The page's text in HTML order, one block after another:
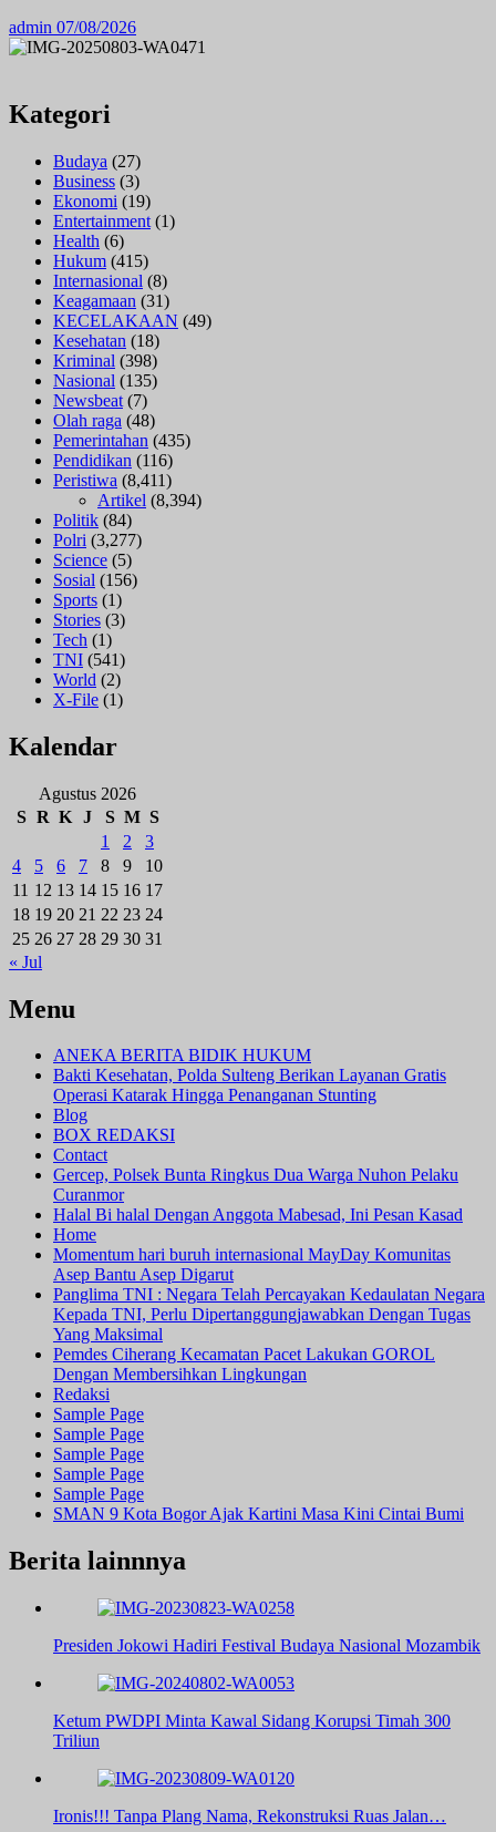
admin 07/08/2026
Kategori
Budaya (27)
Business (3)
Ekonomi (19)
Entertainment (1)
Health (6)
Hukum (415)
Internasional (8)
Keagamaan (31)
KECELAKAAN (49)
Kesehatan (18)
Kriminal (398)
Nasional (135)
Newsbeat (7)
Olah raga (48)
Pemerintahan (435)
Pendidikan (116)
Peristiwa (8,411)
Artikel (8,394)
Politik (84)
Polri (3,277)
Science (5)
Sosial (156)
Sports (1)
Stories (3)
Tech (1)
TNI (541)
World (2)
X-File (1)
Kalendar
Agustus 2026
S R K J S M S
1
2
3
4
5 6 7 8 9
10
11 12 13 14 15 16 17
18 19 20 21 22 23 24
25 26 27 28 29 30 31
« Jul
Menu
ANEKA BERITA BIDIK HUKUM
Bakti Kesehatan, Polda Sulteng Berikan Layanan Gratis
Operasi Katarak Hingga Penanganan Stunting
Blog
BOX REDAKSI
Contact
Gercep, Polsek Bunta Ringkus Dua Warga Nuhon Pelaku
Curanmor
Halal Bi halal Dengan Anggota Mabesad, Ini Pesan Kasad
Home
Momentum hari buruh internasional MayDay Komunitas
Asep Bantu Asep Digarut
Panglima TNI : Negara Telah Percayakan Kedaulatan Negara
Kepada TNI, Perlu Dipertanggungjawabkan Dengan Tugas
Yang Maksimal
Pemdes Ciherang Kecamatan Pacet Lakukan GOROL
Dengan Membersihkan Lingkungan
Redaksi
Sample Page
Sample Page
Sample Page
Sample Page
Sample Page
SMAN 9 Kota Bogor Ajak Kartini Masa Kini Cintai Bumi
Berita lainnnya
Presiden Jokowi Hadiri Festival Budaya Nasional Mozambik
Ketum PWDPI Minta Kawal Sidang Korupsi Timah 300
Triliun
Ironis!!! Tanpa Plang Nama, Rekonstruksi Ruas Jalan…